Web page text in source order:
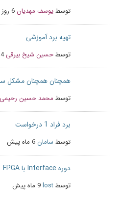
توسطیوسف مهدیان6 روز پیش
تهیه برد آموزشی
توسطحسین شیخ بیرقی4 ماه پیش
همچنان همچنان مشکل
توسط محمد حسین رحیمی
برد فراد 1 درخواست
توسط سامان6 ماه پیش
دوره Interface با FPGA
توسطlost9 ماه پیش